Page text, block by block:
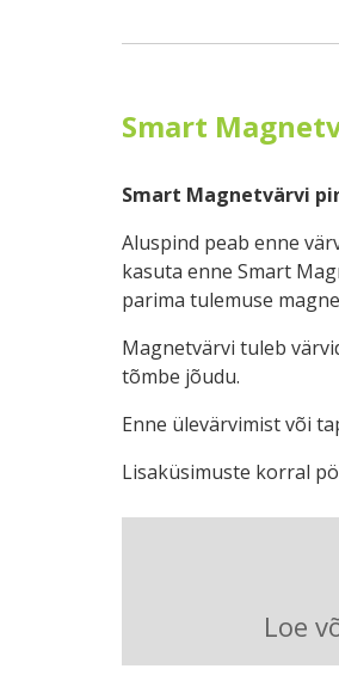
Smart
Smart Magnetvärvi
Aluspind peab enne
kasuta enne Smart
parima tulemuse
Magnetvärvi tuleb
tõmbe jõudu.
Enne ülevärvimist või
Lisaküsimuste korral
Loe